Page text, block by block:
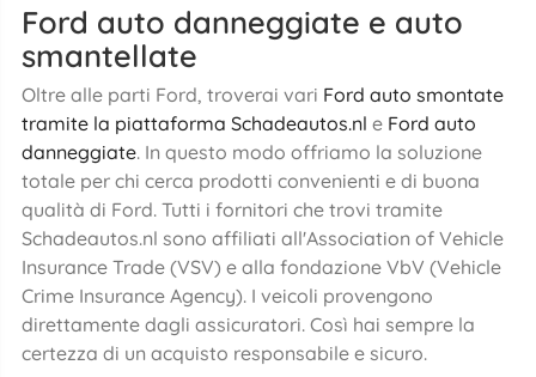
Ford auto danneggiate e auto
smantellate
Oltre alle parti Ford, troverai vari Ford auto smontate
tramite la piattaforma Schadeautos.nl e Ford auto
danneggiate. In questo modo offriamo la soluzione
totale per chi cerca prodotti convenienti e di buona
qualità di Ford. Tutti i fornitori che trovi tramite
Schadeautos.nl sono affiliati all'Association of Vehicle
Insurance Trade (VSV) e alla fondazione VbV (Vehicle
Crime Insurance Agency). I veicoli provengono
direttamente dagli assicuratori. Così hai sempre la
certezza di un acquisto responsabile e sicuro.